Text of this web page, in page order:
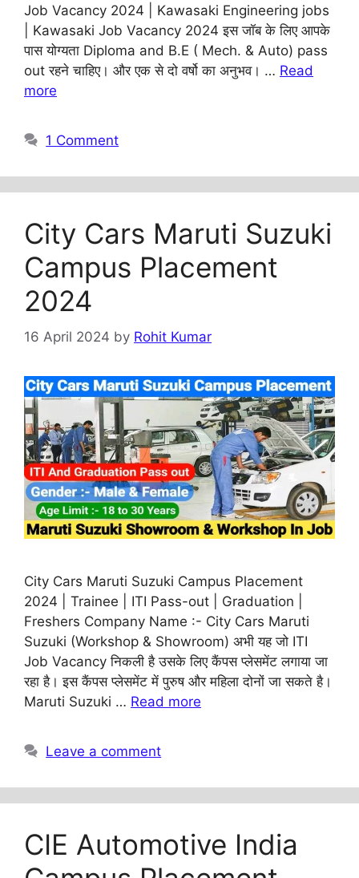
Job Vacancy 2024 | Kawasaki Engineering jobs
| Kawasaki Job Vacancy 2024 इस जॉब के लिए आपके
पास योग्यता Diploma and B.E ( Mech. & Auto) pass
out रहने चाहिए। और एक से दो वर्षो का अनुभव। … Read
more
1 Comment
City Cars Maruti Suzuki
Campus Placement
2024
16 April 2024 by Rohit Kumar
City Cars Maruti Suzuki Campus Placement
2024 | Trainee | ITI Pass-out | Graduation |
Freshers Company Name :- City Cars Maruti
Suzuki (Workshop & Showroom) अभी यह जो ITI
Job Vacancy निकली है उसके लिए कैंपस प्लेसमेंट लगाया जा
रहा है। इस कैंपस प्लेसमेंट में पुरुष और महिला दोनों जा सकते है।
Maruti Suzuki … Read more
Leave a comment
CIE Automotive India